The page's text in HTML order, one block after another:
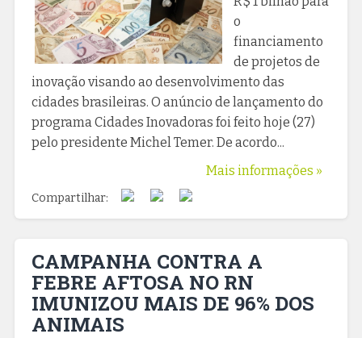
o
financiamento
de projetos de
inovação visando ao desenvolvimento das
cidades brasileiras. O anúncio de lançamento do
programa Cidades Inovadoras foi feito hoje (27)
pelo presidente Michel Temer. De acordo...
Mais informações »
Compartilhar:
CAMPANHA CONTRA A
FEBRE AFTOSA NO RN
IMUNIZOU MAIS DE 96% DOS
ANIMAIS